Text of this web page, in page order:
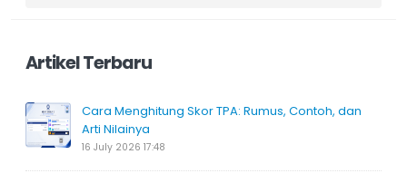
Artikel Terbaru
Cara Menghitung Skor TPA: Rumus, Contoh, dan
Arti Nilainya
16 July 2026 17:48